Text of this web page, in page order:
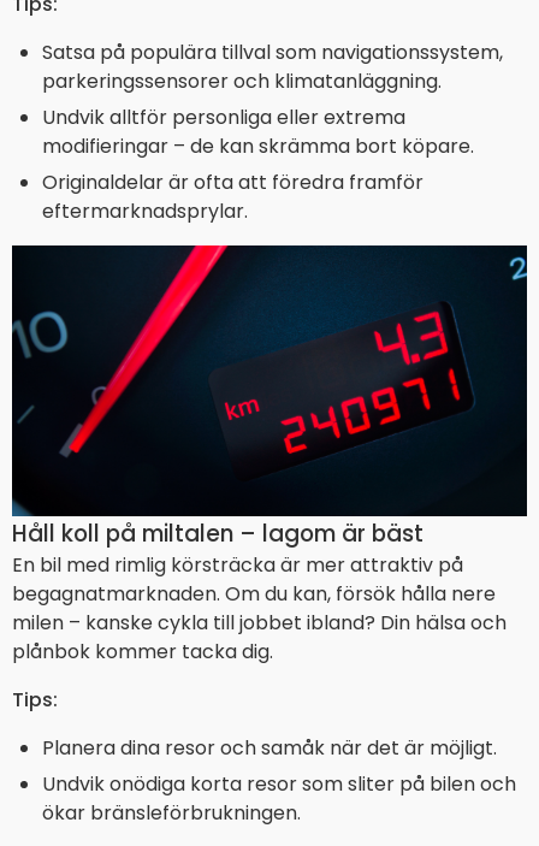
Satsa på populära tillval som navigationssystem,
parkeringssensorer och klimatanläggning.
Undvik alltför personliga eller extrema
modifieringar – de kan skrämma bort köpare.
Originaldelar är ofta att föredra framför
eftermarknadsprylar.
Håll koll på miltalen – lagom är bäst
En bil med rimlig körsträcka är mer attraktiv på
begagnatmarknaden. Om du kan, försök hålla nere
milen – kanske cykla till jobbet ibland? Din hälsa och
plånbok kommer tacka dig.
Tips:
Planera dina resor och samåk när det är möjligt.
Undvik onödiga korta resor som sliter på bilen och
ökar bränsleförbrukningen.